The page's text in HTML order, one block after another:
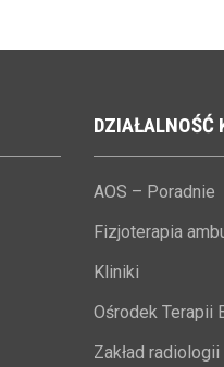
DZIAŁALNOŚĆ
AOS – Poradnie
Fizjoterapia
Kliniki
Ośrodek Terapii
Zakład radiologii